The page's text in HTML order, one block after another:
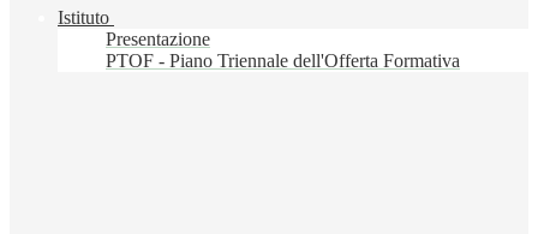
Istituto
Presentazione
PTOF - Piano Triennale dell'Offerta Formativa